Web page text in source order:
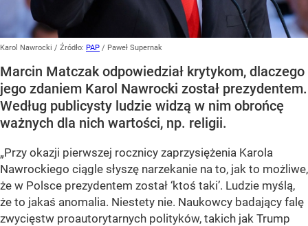
Karol Nawrocki / Źródło: PAP / Paweł Supernak
Marcin Matczak odpowiedział krytykom, dlaczego
jego zdaniem Karol Nawrocki został prezydentem.
Według publicysty ludzie widzą w nim obrońcę
ważnych dla nich wartości, np. religii.
„Przy okazji pierwszej rocznicy zaprzysiężenia Karola
Nawrockiego ciągle słyszę narzekanie na to, jak to możliwe,
że w Polsce prezydentem został ‘ktoś taki’. Ludzie myślą,
że to jakaś anomalia. Niestety nie. Naukowcy badający falę
zwycięstw proautorytarnych polityków, takich jak Trump